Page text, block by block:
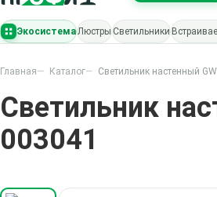
ЭкосистемаЛюстры Светильники
Главная Каталог Светильник настенный
Светильник
003041